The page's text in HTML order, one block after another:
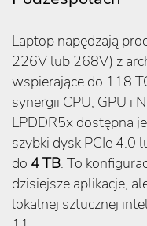
Laptop napędzają
226V lub 268V) z
wspierające do 118
synergii CPU, GPU i
LPDDR5x dostępna
szybki dysk PCIe 4.0
do 4 TB. To
dzisiejsze aplikacje,
lokalnej sztucznej